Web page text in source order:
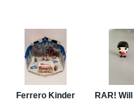
VC307, 310, 318 und 326
hat die leider weggeworfen
am: 29. 4. 2026 -
einladung/
am: 28. 4. 2026 -
es mir auch ein